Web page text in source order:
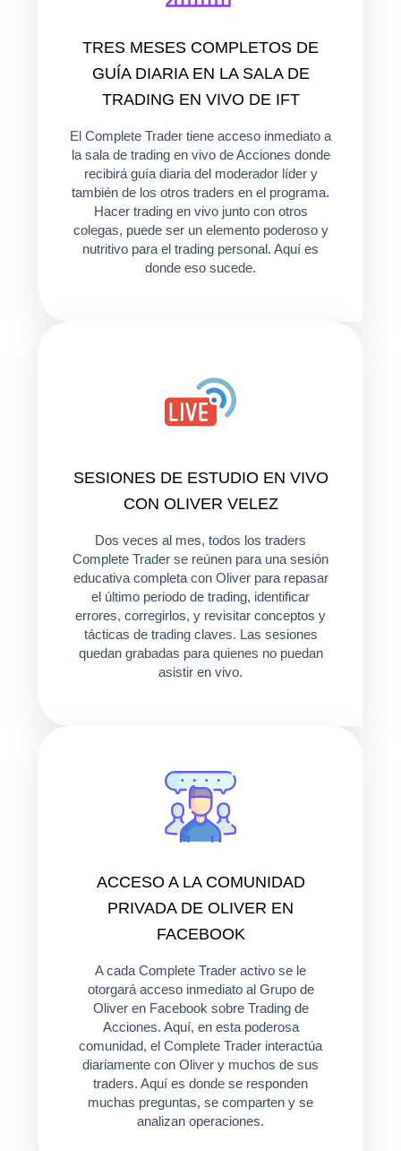
TRES MESES COMPLETOS DE
GUÍA DIARIA EN LA SALA DE
TRADING EN VIVO DE IFT
El Complete Trader tiene acceso inmediato a
la sala de trading en vivo de Acciones donde
recibirá guía diaria del moderador líder y
también de los otros traders en el programa.
Hacer trading en vivo junto con otros
colegas, puede ser un elemento poderoso y
nutritivo para el trading personal. Aquí es
donde eso sucede.
SESIONES DE ESTUDIO EN VIVO
CON OLIVER VELEZ
Dos veces al mes, todos los traders
Complete Trader se reúnen para una sesión
educativa completa con Oliver para repasar
el último periodo de trading, identificar
errores, corregirlos, y revisitar conceptos y
tácticas de trading claves. Las sesiones
quedan grabadas para quienes no puedan
asistir en vivo.
ACCESO A LA COMUNIDAD
PRIVADA DE OLIVER EN
FACEBOOK
A cada Complete Trader activo se le
otorgará acceso inmediato al Grupo de
Oliver en Facebook sobre Trading de
Acciones. Aquí, en esta poderosa
comunidad, el Complete Trader interactúa
diariamente con Oliver y muchos de sus
traders. Aquí es donde se responden
muchas preguntas, se comparten y se
analizan operaciones.